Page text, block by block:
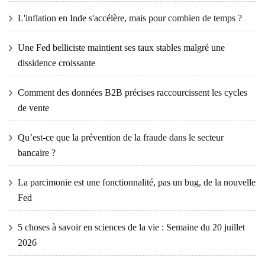
L'inflation en Inde s'accélère, mais pour combien de temps ?
Une Fed belliciste maintient ses taux stables malgré une
dissidence croissante
Comment des données B2B précises raccourcissent les cycles
de vente
Qu’est-ce que la prévention de la fraude dans le secteur
bancaire ?
La parcimonie est une fonctionnalité, pas un bug, de la nouvelle
Fed
5 choses à savoir en sciences de la vie : Semaine du 20 juillet
2026